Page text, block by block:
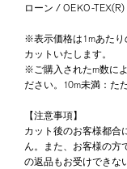
ローン / OEKO-
※表示価格は1mあたり
カットいたします。
※ご購入されたm数に
ださい。10m未満：た
【注意事項】
カット後のお客様都合
ん。また、お客様の方
の返品もお受けできな